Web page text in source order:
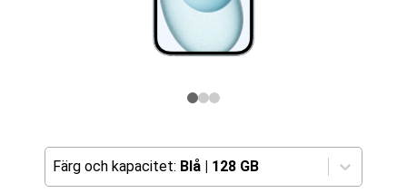
Färg och kapacitet: Blå | 128 GB